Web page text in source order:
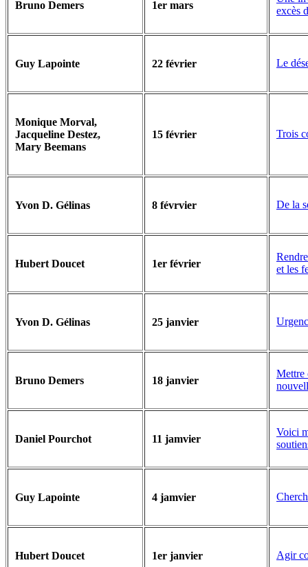
Bruno Demers 1er mars
excès
Guy Lapointe 22 février Le
Monique Morval,
Jacqueline Destez,
Mary Beemans
15 février Trois
Yvon D. Gélinas 8 févrvier De la
Hubert Doucet 1er février
et les
Yvon D. Gélinas 25 janvier
Bruno Demers 18 janvier
Mettre
Daniel Pourchot 11 jamvier
Voici
Guy Lapointe 4 jamvier
Hubert Doucet 1er janvier Agir